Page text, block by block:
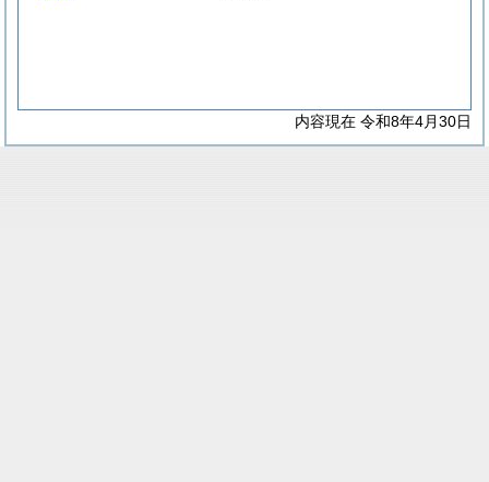
内容現在 令和8年4月30日